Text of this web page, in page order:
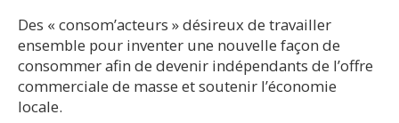
Des « consom’acteurs » désireux de travailler
ensemble pour inventer une nouvelle façon de
consommer afin de devenir indépendants de l’offre
commerciale de masse et soutenir l’économie
locale.